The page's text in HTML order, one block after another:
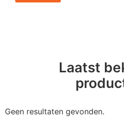
Laatst
Geen resultaten gevonden.